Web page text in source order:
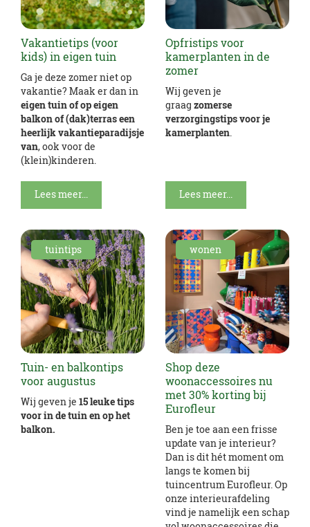
Vakantietips (voor
kids) in eigen tuin
Ga je deze zomer niet op
vakantie? Maak er dan in
eigen tuin of op eigen
balkon of (dak)terras een
heerlijk vakantieparadijsje
van, ook voor de
(klein)kinderen.
Lees meer...
Opfristips voor
kamerplanten in de
zomer
Wij geven je
graag zomerse
verzorgingstips voor je
kamerplanten
Lees meer...
tuintips
Tuin- en balkontips
voor augustus
Wij geven je 15 leuke tips
voor in de tuin en op het
balkon.
wonen
Shop deze
woonaccessoires nu
met 30% korting bij
Eurofleur
Ben je toe aan een frisse
update van je interieur?
Dan is dit hét moment om
langs te komen bij
tuincentrum Eurofleur. Op
onze interieurafdeling
vind je namelijk een schap